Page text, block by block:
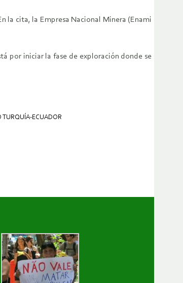
la cita, la Empresa Nacional Minera (Enami
por iniciar la fase de exploración donde se
TURQUÍA-ECUADOR